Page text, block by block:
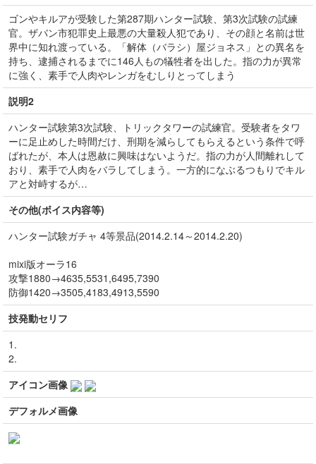
ゴンやキルアが受験した第287期ハンター試験、第3次試験の試練
官。ザバン市犯罪史上最悪の大量殺人犯であり、その顔と名前は世
界中に知れ渡っている。「解体（バラシ）屋ジョネス」との異名を
持ち、逮捕されるまでに146人もの犠牲者を出した。指の力が異常
に強く、素手で人肉やレンガをむしりとってしまう
説明2
ハンター試験第3次試験、トリックタワーの試練官。受験者をタワ
ーに足止めした時間だけ、刑期を減らしてもらえるという条件で呼
ばれたが、本人は恩赦に興味はないようだ。指の力が人間離れして
おり、素手で人肉をバラしてしまう。一方的になぶるつもりでキル
アと対峙するが…
その他(ボイス内容等)
ハンター試験ガチャ 4等景品(2014.2.14～2014.2.20)
mixi版オーラ16
攻撃1880→4635,5531,6495,7390
防御1420→3505,4183,4913,5590
技発動セリフ
1.
2.
アイコン画像
デフォルメ画像